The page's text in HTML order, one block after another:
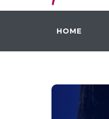
HOME